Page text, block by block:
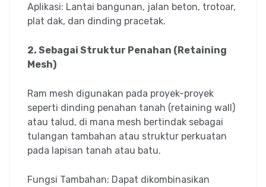
Aplikasi: Lantai bangunan, jalan beton, trotoar,
plat dak, dan dinding pracetak.
2. Sebagai Struktur Penahan (Retaining
Mesh)
Ram mesh digunakan pada proyek-proyek
seperti dinding penahan tanah (retaining wall)
atau talud, di mana mesh bertindak sebagai
tulangan tambahan atau struktur perkuatan
pada lapisan tanah atau batu.
Fungsi Tambahan: Dapat dikombinasikan